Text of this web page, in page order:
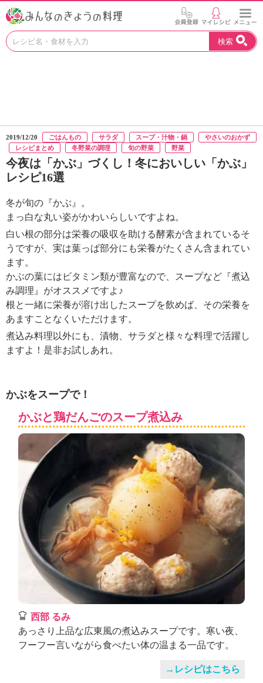
お
つ
け
よ
H
エ
デ
ケ
シ
ョ
ル
き
ょ
料
理
」
検索
2019/12/20 ごはんもの サラダ スープ・汁物・鍋
やさいのおかず
レシピまとめ
冬野菜の調理 旬の野菜 野菜
今夜は「かぶ」づくし！冬においしい「かぶ」
レシピ16選
冬が旬の『かぶ』。
まっ白な丸い姿がかわいらしいですよね。
白い根の部分は栄養の吸収を助ける酵素が含まれているそ
うですが、実は葉っぱ部分にも栄養がたくさん含まれてい
ます。
かぶの葉にはビタミン類が豊富なので、スープなど『煮込
み調理』がオススメですよ♪
根と一緒に栄養が溶け出したスープを飲めば、その栄養を
あますことなくいただけます。
煮込み料理以外にも、漬物、サラダと様々な料理で活躍し
ますよ！是非お試しあれ。
かぶをスープで！
かぶと鶏だんごのスープ煮込み
西部 るみ
あっさり上品な広東風の煮込みスープです。寒い夜、
フーフー言いながら食べたい体の温まる一品です。
→レシピはこちら